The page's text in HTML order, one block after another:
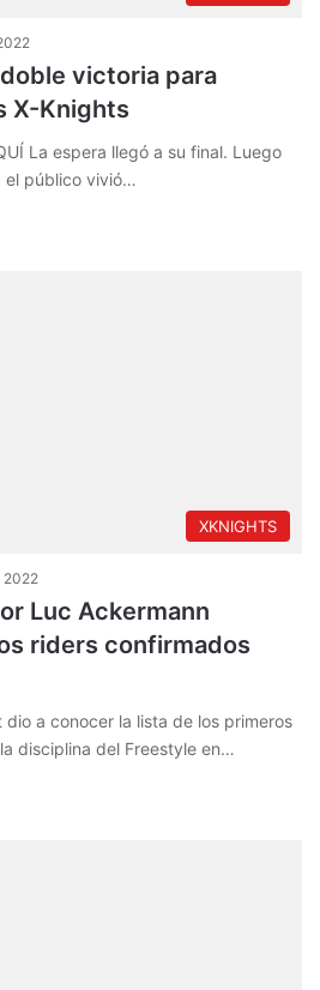
victoria para
X-Knights
La espera llegó a su final. Luego
el público vivió…
XKNIGHTS
2022
Luc Ackermann
riders confirmados
dio a conocer la lista de los primeros
disciplina del Freestyle en…